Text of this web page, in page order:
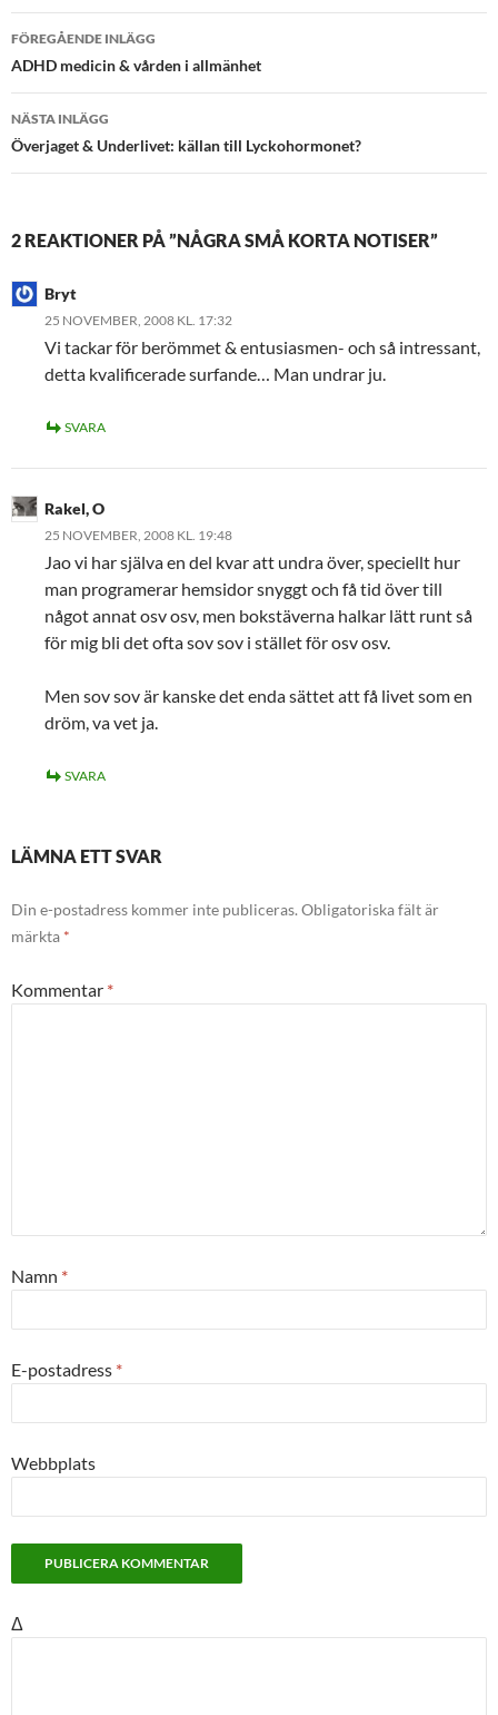
Inläggsnavigering
FÖREGÅENDE INLÄGG
ADHD medicin & vården i allmänhet
NÄSTA INLÄGG
Överjaget & Underlivet: källan till Lyckohormonet?
2 REAKTIONER PÅ ”NÅGRA SMÅ KORTA NOTISER”
Bryt
25 NOVEMBER, 2008 KL. 17:32
Vi tackar för berömmet & entusiasmen- och så intressant,
detta kvalificerade surfande… Man undrar ju.
SVARA
Rakel, O
25 NOVEMBER, 2008 KL. 19:48
Jao vi har själva en del kvar att undra över, speciellt hur
man programerar hemsidor snyggt och få tid över till
något annat osv osv, men bokstäverna halkar lätt runt så
för mig bli det ofta sov sov i stället för osv osv.
Men sov sov är kanske det enda sättet att få livet som en
dröm, va vet ja.
SVARA
LÄMNA ETT SVAR
Din e-postadress kommer inte publiceras. Obligatoriska fält är
märkta *
Kommentar *
Namn *
E-postadress *
Webbplats
Δ